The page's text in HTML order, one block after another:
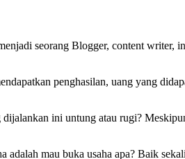
seorang Blogger, content writer,
penghasilan, uang yang
ini untung atau rugi?
mau buka usaha apa? Baik